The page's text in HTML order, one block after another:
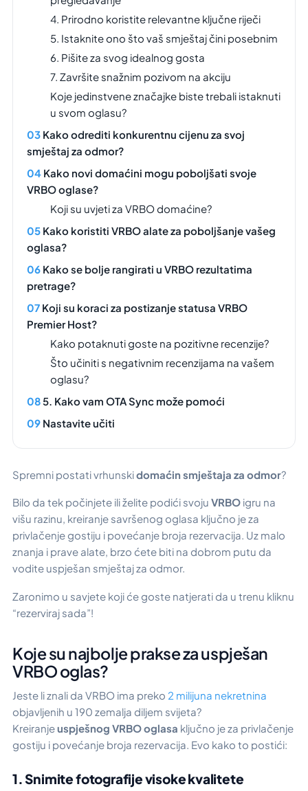
4. Prirodno koristite relevantne ključne riječi
5. Istaknite ono što vaš smještaj čini posebnim
6. Pišite za svog idealnog gosta
7. Završite snažnim pozivom na akciju
Koje jedinstvene značajke biste trebali istaknuti
u svom oglasu?
Kako odrediti konkurentnu cijenu za svoj
smještaj za odmor?
Kako novi domaćini mogu poboljšati svoje
VRBO oglase?
Koji su uvjeti za VRBO domaćine?
Kako koristiti VRBO alate za poboljšanje vašeg
oglasa?
Kako se bolje rangirati u VRBO rezultatima
pretrage?
Koji su koraci za postizanje statusa VRBO
Premier Host?
Kako potaknuti goste na pozitivne recenzije?
Što učiniti s negativnim recenzijama na vašem
oglasu?
5. Kako vam OTA Sync može pomoći
Nastavite učiti
Spremni postati vrhunskidomaćin smještaja za odmor?
Bilo da tek počinjete ili želite podići svoju VRBO igru na
višu razinu, kreiranje savršenog oglasa ključno je za
privlačenje gostiju i povećanje broja rezervacija. Uz malo
znanja i prave alate, brzo ćete biti na dobrom putu da
vodite uspješan smještaj za odmor.
Zaronimo u savjete koji će goste natjerati da u trenu kliknu
“rezerviraj sada”!
Koje su najbolje prakse za uspješan
VRBO oglas?
Jeste li znali da VRBO ima preko 2 milijuna nekretnina
objavljenih u 190 zemalja diljem svijeta?
Kreiranjeuspješnog VRBO oglasa ključno je za privlačenje
gostiju i povećanje broja rezervacija. Evo kako to postići:
1. Snimite fotografije visoke kvalitete